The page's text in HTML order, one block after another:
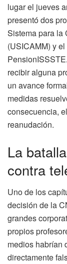
lugar el jueves
presentó dos
Sistema para la
(USICAMM) y
recibir alguna
un avance
medidas
consecuencia,
reanudación.
La
contra
Uno de los
decisión de la
grandes
propios
medios habrían
directamente